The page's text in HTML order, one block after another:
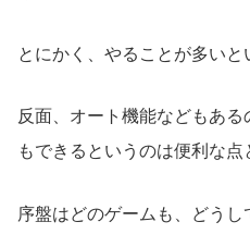
とにかく、やることが多いと
反面、オート機能などもあ
もできるというのは便利な点
序盤はどのゲームも、どう